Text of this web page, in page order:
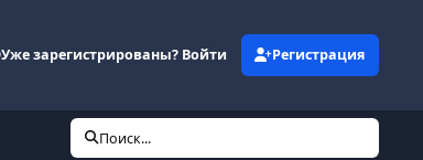
Уже зарегистрированы? Войти Регистрация
Поиск...